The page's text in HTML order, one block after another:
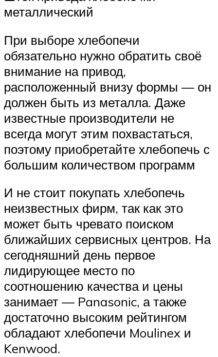
металлический
При выборе хлебопечи
обязательно нужно обратить своё
внимание на привод,
расположенный внизу формы — он
должен быть из металла. Даже
известные производители не
всегда могут этим похвастаться,
поэтому приобретайте хлебопечь с
большим количеством программ
И не стоит покупать хлебопечь
неизвестных фирм, так как это
может быть чревато поиском
ближайших сервисных центров. На
сегодняшний день первое
лидирующее место по
соотношению качества и цены
занимает — Panasonic, а также
достаточно высоким рейтингом
обладают хлебопечи Moulinex и
Kenwood.